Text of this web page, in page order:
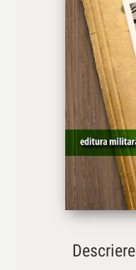
Descriere